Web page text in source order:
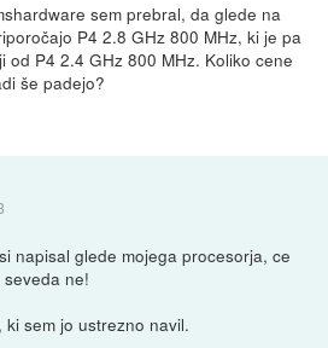
sem prebral, da glede na
P4 2.8 GHz 800 MHz, ki je pa
od P4 2.4 GHz 800 MHz. Koliko cene
še padejo?
napisal glede mojega procesorja, ce
ne!
sem jo ustrezno navil.